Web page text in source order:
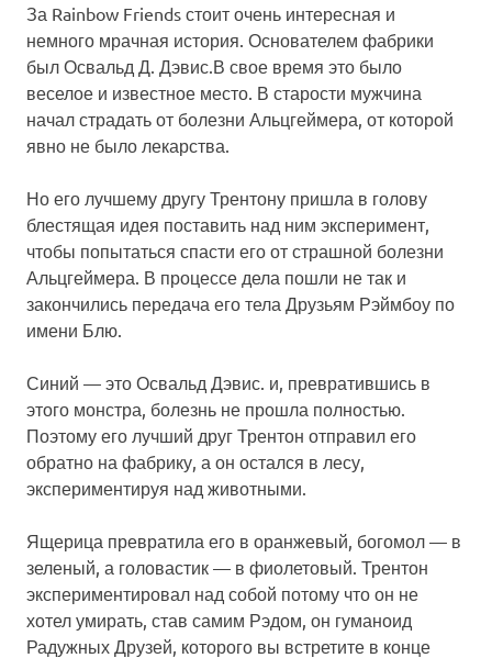
За Rainbow Friends стоит очень интересная и
немного мрачная история. Основателем фабрики
был Освальд Д. Дэвис.В свое время это было
веселое и известное место. В старости мужчина
начал страдать от болезни Альцгеймера, от которой
явно не было лекарства.
Но его лучшему другу Трентону пришла в голову
блестящая идея поставить над ним эксперимент,
чтобы попытаться спасти его от страшной болезни
Альцгеймера. В процессе дела пошли не так и
закончились передача его тела Друзьям Рэймбоу по
имени Блю.
Синий — это Освальд Дэвис. и, превратившись в
этого монстра, болезнь не прошла полностью.
Поэтому его лучший друг Трентон отправил его
обратно на фабрику, а он остался в лесу,
экспериментируя над животными.
Ящерица превратила его в оранжевый, богомол — в
зеленый, а головастик — в фиолетовый. Трентон
экспериментировал над собой потому что он не
хотел умирать, став самим Рэдом, он гуманоид
Радужных Друзей, которого вы встретите в конце